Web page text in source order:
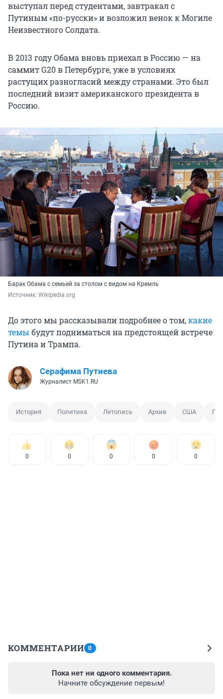
выступал перед студентами, завтракал с
Путиным «по-русски» и возложил венок к Могиле
Неизвестного Солдата.
В 2013 году Обама вновь приехал в Россию — на
саммит G20 в Петербурге, уже в условиях
растущих разногласий между странами. Это был
последний визит американского президента в
Россию.
Барак Обама с семьей за столом с видом на Кремль
Источник: Wikipedia.org
До этого мы рассказывали подробнее о том,какие
темы будут подниматься на предстоящей встрече
Путина и Трампа.
Серафима Путиева
Журналист MSK1.RU
История Политика Летопись Архив США
0 0 0 0 0
КОММЕНТАРИИ 0
Пока нет ни одного комментария.
Начните обсуждение первым!